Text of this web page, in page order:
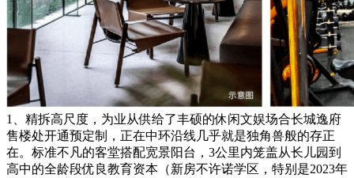
1、精拆高尺度，为业从供给了丰硕的休闲文娱场合长城逸府
售楼处开通预定制，正在中环沿线几乎就是独角兽般的存正
在。标准不凡的客堂搭配宽景阳台，3公里内笼盖从长儿园到
高中的全龄段优良教育资本（新房不许诺学区，特别是2023年